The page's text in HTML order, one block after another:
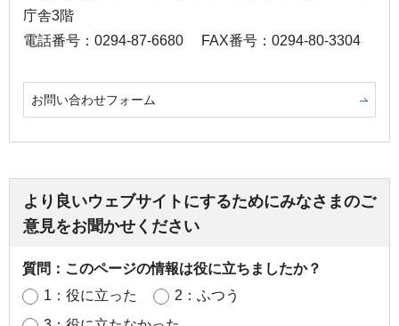
庁舎3階
電話番号：0294-87-6680
FAX番号：0294-80-3304
お問い合わせフォーム
より良いウェブサイトにするためにみなさまのご
意見をお聞かせください
質問：このページの情報は役に立ちましたか？
1：役に立った
2：ふつう